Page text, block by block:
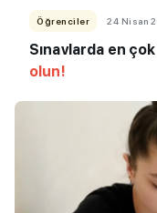
Öğrenciler 24 Nisan
Sınavlarda en
olun!